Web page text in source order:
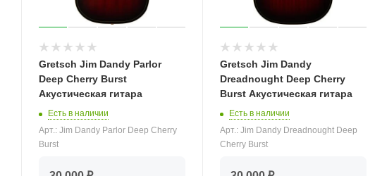
Gretsch Jim Dandy Parlor
Deep Cherry Burst
Акустическая гитара
Есть в наличии
Арт.: Jim Dandy Parlor Deep Cherry
Burst
Gretsch Jim Dandy
Dreadnought Deep Cherry
Burst Акустическая гитара
Есть в наличии
Арт.: Jim Dandy Dreadnought Deep
Cherry Burst